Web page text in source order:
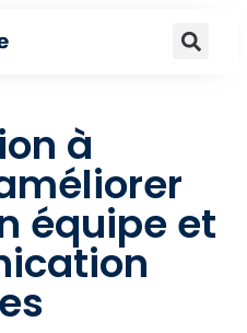
à
équipe et